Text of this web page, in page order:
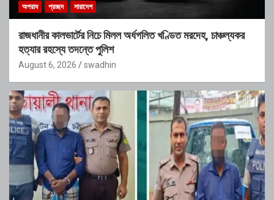
অপরাধ প্রচ্ছদ সারাদেশ
রাজধানীর কালভার্টের নিচে মিলল অর্ধগলিত খণ্ডিত মরদেহ, চাঞ্চল্যকর
হত্যার রহস্যে তদন্তে পুলিশ
August 6, 2026 swadhin